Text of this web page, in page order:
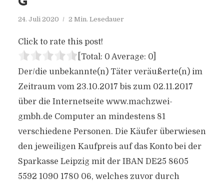
24. Juli 2020 2 Min. Lesedauer
Click to rate this post!
[Total: 0 Average: 0]
Der/die unbekannte(n) Täter veräußerte(n) im
Zeitraum vom 23.10.2017 bis zum 02.11.2017
über die Internetseite www.machzwei-
gmbh.de Computer an mindestens 81
verschiedene Personen. Die Käufer überwiesen
den jeweiligen Kaufpreis auf das Konto bei der
Sparkasse Leipzig mit der IBAN DE25 8605
5592 1090 1780 06, welches zuvor durch